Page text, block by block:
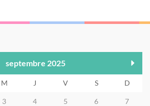
septembre 2025
M J V S D
3 4 5 6 7